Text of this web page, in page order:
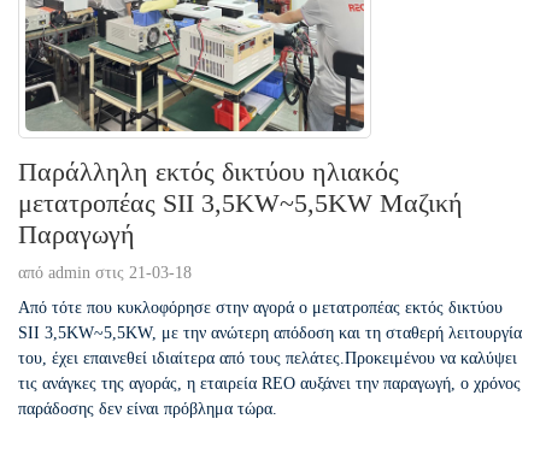
Παράλληλη εκτός δικτύου ηλιακός
μετατροπέας SII 3,5KW~5,5KW Μαζική
Παραγωγή
από admin στις 21-03-18
Από τότε που κυκλοφόρησε στην αγορά ο μετατροπέας εκτός δικτύου
SII 3,5KW~5,5KW, με την ανώτερη απόδοση και τη σταθερή λειτουργία
του, έχει επαινεθεί ιδιαίτερα από τους πελάτες.Προκειμένου να καλύψει
τις ανάγκες της αγοράς, η εταιρεία REO αυξάνει την παραγωγή, ο χρόνος
παράδοσης δεν είναι πρόβλημα τώρα.